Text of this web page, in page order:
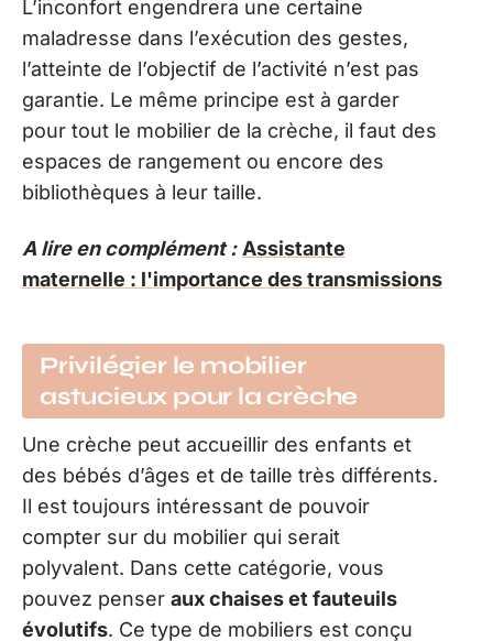
L’inconfort engendrera une certaine
maladresse dans l’exécution des gestes,
l’atteinte de l’objectif de l’activité n’est pas
garantie. Le même principe est à garder
pour tout le mobilier de la crèche, il faut des
espaces de rangement ou encore des
bibliothèques à leur taille.
A lire en complément : Assistante
maternelle : l'importance des transmissions
Privilégier le mobilier
astucieux pour la crèche
Une crèche peut accueillir des enfants et
des bébés d’âges et de taille très différents.
Il est toujours intéressant de pouvoir
compter sur du mobilier qui serait
polyvalent. Dans cette catégorie, vous
pouvez penser aux chaises et fauteuils
évolutifs. Ce type de mobiliers est conçu